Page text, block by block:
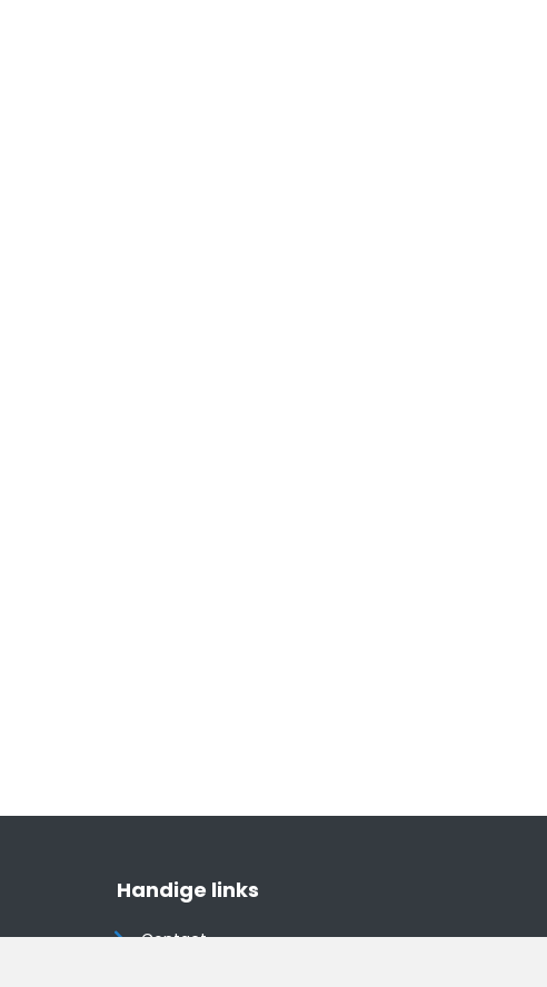
Handige links
Contact